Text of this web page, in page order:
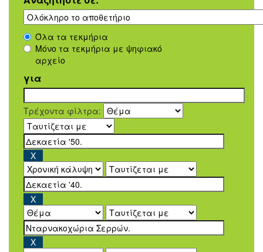
Όλα τα τεκμήρια
Μόνο τα τεκμήρια με ψηφιακό
αρχείο
για
Τρέχοντα φίλτρα: